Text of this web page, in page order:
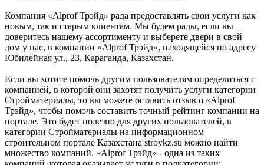
Компания «Alprof Трэйд» рада предоставлять свои услуги как
новым, так и старым клиентам. Мы будем рады, если вы
доверитесь нашему ассортименту и выберете двери в свой
дом у нас, в компании «Alprof Трэйд», находящейся по адресу
Юбилейная ул., 23, Караганда, Казахстан.
Если вы хотите помочь другим пользователям определиться с
компанией, в которой они захотят получить услуги категории
Стройматериалы, то вы можете оставить отзыв о «Alprof
Трэйд», чтобы помочь составить точный рейтинг компании на
портале. Это будет полезно для других пользователей, в
категории Стройматериалы на информационном
строительном портале Казахстана stroykz.su можно найти
множество компаний. «Alprof Трэйд» - одна из таких